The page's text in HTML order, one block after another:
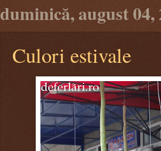
duminică, august 04,
Culori estivale